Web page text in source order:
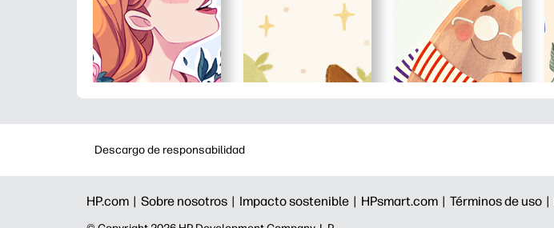
Descargo de responsabilidad
HP.com | Sobre nosotros | Impacto sostenible | HPsmart.com | Términos de uso |